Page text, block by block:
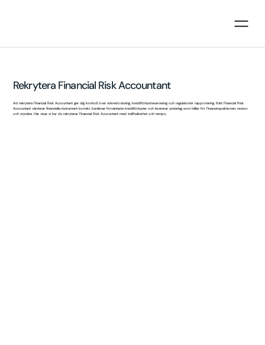
Rekrytera Financial Risk Accountant
Att rekrytera Financial Risk Accountant ger dig kontroll över riskredovisning, kreditförlustreservering och regulatorisk rapportering. Rätt Financial Risk
Accountant värderar finansiella instrument korrekt, beräknar förväntade kreditförluster och levererar underlag som håller för Finansinspektionen, revisor
och styrelse. Här visar vi hur du rekryterar Financial Risk Accountant med träffsäkerhet och tempo.